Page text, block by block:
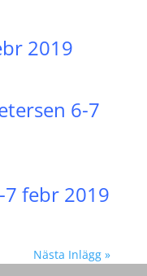
2019
6-7
7 febr 2019
Nästa Inlägg »